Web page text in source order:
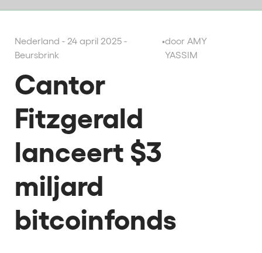
Nederland - 24 april 2025 -
Beursbrink
•door AMY
YASSIM
Cantor
Fitzgerald
lanceert $3
miljard
bitcoinfonds